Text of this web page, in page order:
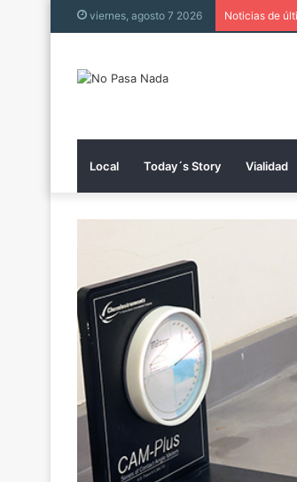
viernes, agosto 7 2026 Noticias de
Local Today´s Story Vialidad